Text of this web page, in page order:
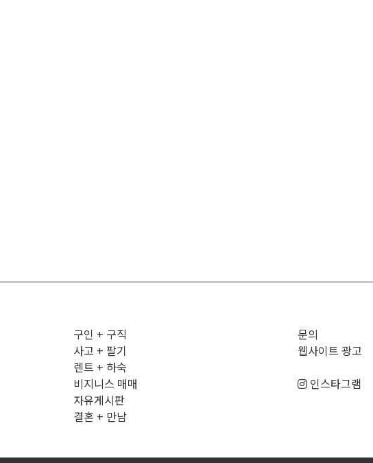
구인 + 구직
사고 + 팔기
렌트 + 하숙
비지니스 매매
자유게시판
결혼 + 만남
문의
웹사이트 광고
인스타그램